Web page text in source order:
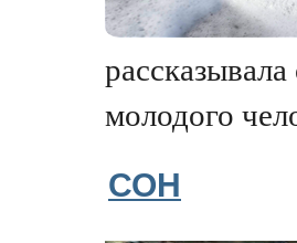
молодого
СОН